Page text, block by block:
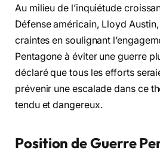
Au milieu de l’inquiétude
Défense américain, Lloyd
craintes en soulignant
Pentagone à éviter une guerre
déclaré que tous les efforts
prévenir une escalade dans ce
tendu et dangereux.
Position de Guerre